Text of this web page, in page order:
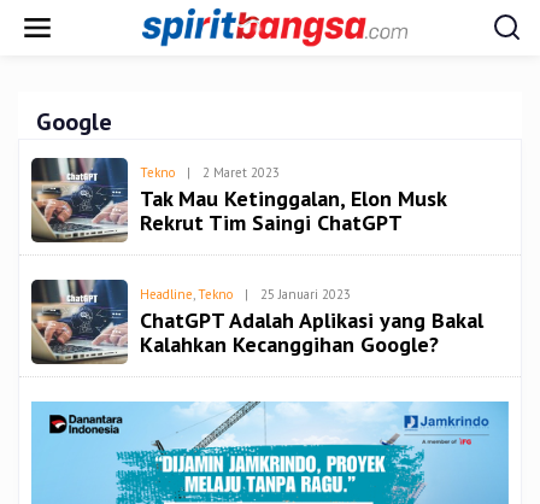
Google
Tekno | 2 Maret 2023
Tak Mau Ketinggalan, Elon Musk
Rekrut Tim Saingi ChatGPT
Headline,Tekno | 25 Januari 2023
ChatGPT Adalah Aplikasi yang Bakal
Kalahkan Kecanggihan Google?